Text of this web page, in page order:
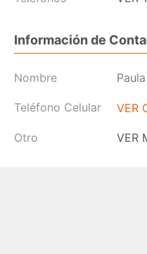
Información de
Nombre
Teléfono Celular VER
Otro VER